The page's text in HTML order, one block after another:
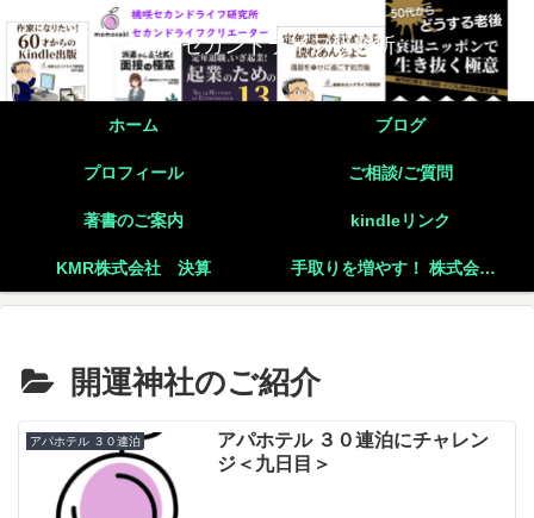
桃咲セカンドライフ研究所
ホーム ブログ
プロフィール ご相談/ご質問
著書のご案内 kindleリンク
KMR株式会社 決算 手取りを増やす！ 株式会社と個人事業主の二刀流起業の実践
開運神社のご紹介
アパホテル ３０連泊
アパホテル ３０連泊にチャレン
ジ＜九日目＞